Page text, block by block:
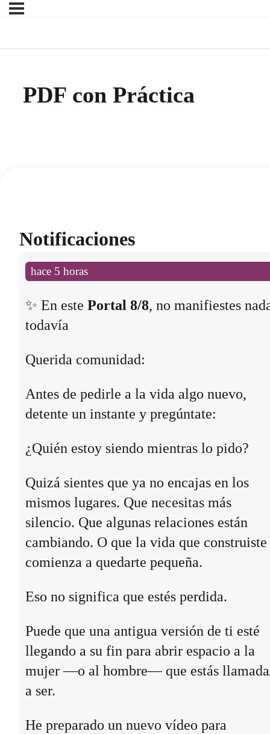
PDF con Práctica
Notificaciones
hace 5 horas
✨ En este Portal 8/8, no manifiestes
todavía
Querida comunidad:
Antes de pedirle a la vida algo nuevo,
detente un instante y pregúntate:
¿Quién estoy siendo mientras lo pido?
Quizá sientes que ya no encajas en los
mismos lugares. Que necesitas más
silencio. Que algunas relaciones están
cambiando. O que la vida que construiste
comienza a quedarte pequeña.
Eso no significa que estés perdida.
Puede que una antigua versión de ti esté
llegando a su fin para abrir espacio a la
mujer —o al hombre— que estás
a ser.
He preparado un nuevo vídeo para